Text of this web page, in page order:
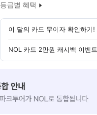
등급별 혜택
이 달의 카드 무이자 확인하기!
NOL 카드 2만원 캐시백 이벤트